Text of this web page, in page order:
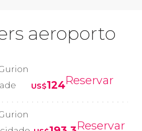
aeroporto
US$124Reservar
Reservar